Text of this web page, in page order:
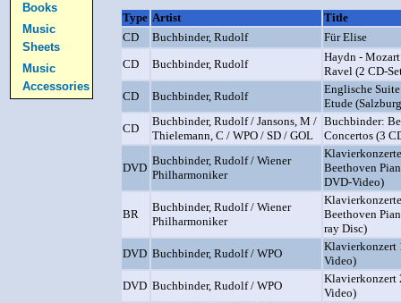
Books
Music
Sheets
Music
Accessories
Type Artist
Title
CD
Buchbinder, Rudolf
Für Elise
CD
Buchbinder, Rudolf
Haydn -
Ravel (2 CD-
CD
Buchbinder, Rudolf
Englische
Etude
CD
Buchbinder, Rudolf / Jansons, M /
Thielemann, C / WPO / SD / GOL
Buchbinder:
Concertos (3
DVD
Buchbinder, Rudolf / Wiener
Philharmoniker
Beethoven
DVD-Video)
BR
Buchbinder, Rudolf / Wiener
Philharmoniker
Beethoven
ray Disc)
DVD Buchbinder, Rudolf / WPO
Klavierkonzert
Video)
DVD Buchbinder, Rudolf / WPO
Klavierkonzert
Video)